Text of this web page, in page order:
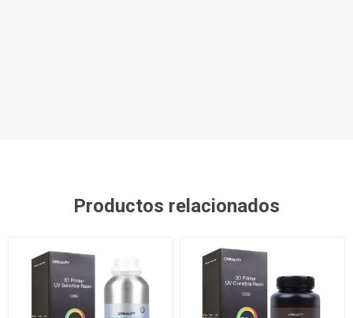
Productos relacionados